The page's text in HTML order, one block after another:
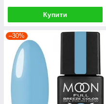
Купити
–30%